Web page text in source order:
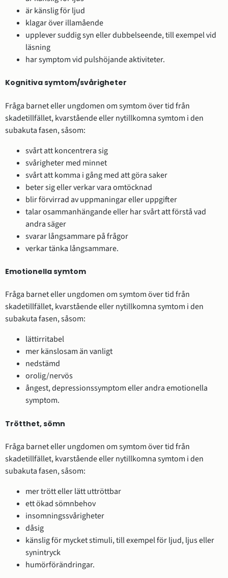
är känslig för ljud
klagar över illamående
upplever suddig syn eller dubbelseende, till exempel vid
läsning
har symptom vid pulshöjande aktiviteter.
Kognitiva symtom/svårigheter
Fråga barnet eller ungdomen om symtom över tid från
skadetillfället, kvarstående eller nytillkomna symtom i den
subakuta fasen, såsom:
svårt att koncentrera sig
svårigheter med minnet
svårt att komma i gång med att göra saker
beter sig eller verkar vara omtöcknad
blir förvirrad av uppmaningar eller uppgifter
talar osammanhängande eller har svårt att förstå vad
andra säger
svarar långsammare på frågor
verkar tänka långsammare.
Emotionella symtom
Fråga barnet eller ungdomen om symtom över tid från
skadetillfället, kvarstående eller nytillkomna symtom i den
subakuta fasen, såsom:
lättirritabel
mer känslosam än vanligt
nedstämd
orolig/nervös
ångest, depressionssymptom eller andra emotionella
symptom.
Trötthet, sömn
Fråga barnet eller ungdomen om symtom över tid från
skadetillfället, kvarstående eller nytillkomna symtom i den
subakuta fasen, såsom:
mer trött eller lätt uttröttbar
ett ökad sömnbehov
insomningssvårigheter
dåsig
känslig för mycket stimuli, till exempel för ljud, ljus eller
synintryck
humörförändringar.